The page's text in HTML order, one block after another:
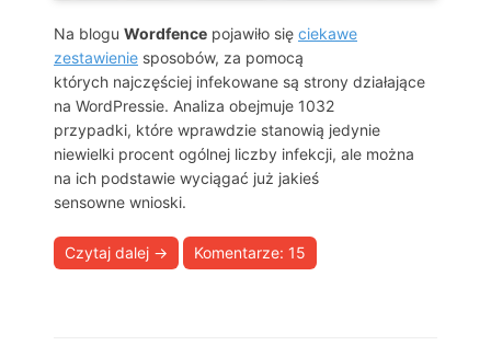
Na blogu Wordfence pojawiło się ciekawe
zestawienie sposobów, za pomocą
których najczęściej infekowane są strony działające
na WordPressie. Analiza obejmuje 1032
przypadki, które wprawdzie stanowią jedynie
niewielki procent ogólnej liczby infekcji, ale można
na ich podstawie wyciągać już jakieś
sensowne wnioski.
Czytaj dalej → Komentarze: 15